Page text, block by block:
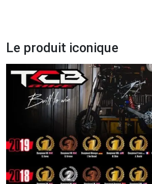
Le produit iconique